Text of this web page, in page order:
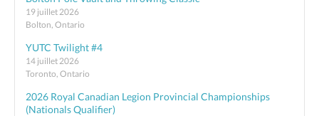
19 juillet 2026
Bolton, Ontario
YUTC Twilight #4
14 juillet 2026
Toronto, Ontario
2026 Royal Canadian Legion Provincial Championships
(Nationals Qualifier)